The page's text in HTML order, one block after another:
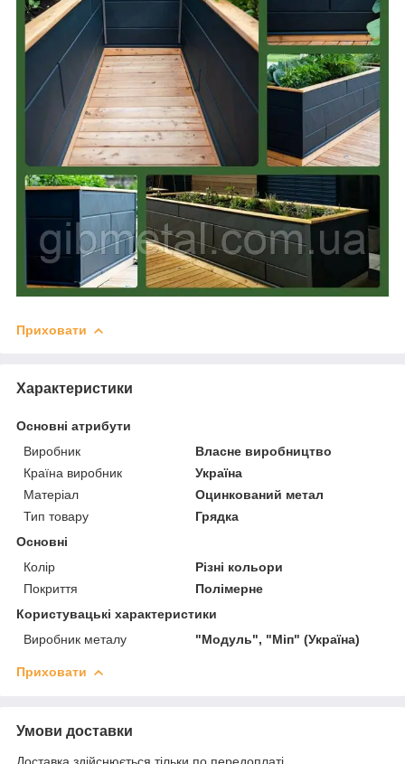
Приховати
Характеристики
Основні атрибути
Виробник
Власне виробництво
Країна виробник
Україна
Матеріал
Оцинкований метал
Тип товару
Грядка
Основні
Колір
Різні кольори
Покриття
Полімерне
Користувацькi характеристики
Виробник металу
"Модуль", "Міп" (Україна)
Приховати
Умови доставки
Доставка здійснюється тільки по передоплаті.